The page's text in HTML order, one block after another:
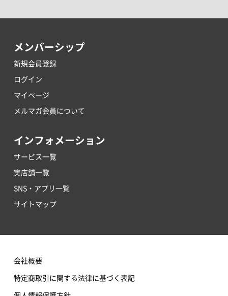
メンバーシップ
新規会員登録
ログイン
マイページ
メルマガ会員について
インフォメーション
サービス一覧
実店舗一覧
SNS・アプリ一覧
サイトマップ
会社概要
特定商取引に関する法律に基づく表記